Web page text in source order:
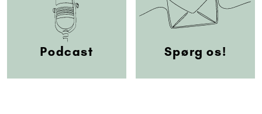
Podcast Spørg os!